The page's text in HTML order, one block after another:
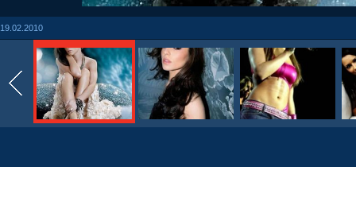
19.02.2010